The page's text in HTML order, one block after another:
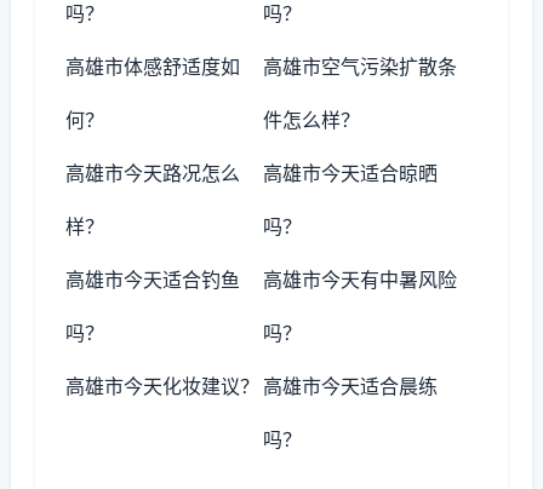
吗？ 吗？
高雄市体感舒适度如
何？
高雄市空气污染扩散条
件怎么样？
高雄市今天路况怎么
样？
高雄市今天适合晾晒
吗？
高雄市今天适合钓鱼
吗？
高雄市今天有中暑风险
吗？
高雄市今天化妆建议？ 高雄市今天适合晨练
吗？